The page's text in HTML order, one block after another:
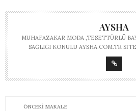
AYSHA
MUHAFAZAKAR MODA ,TESETTÜRLÜ
SAĞLIĞI KONULU AYSHA.COM.TR
ÖNCEKI MAKALE